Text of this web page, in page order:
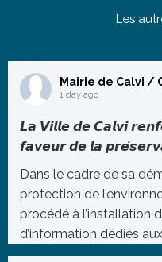
Les
Mairie de Calvi /
1 day ago
𝙇𝙖 𝙑𝙞𝙡𝙡𝙚 𝙙𝙚 𝘾𝙖𝙡𝙫𝙞
𝙛𝙖𝙫𝙚𝙪𝙧 𝙙𝙚 𝙡𝙖
Dans le cadre de sa
protection de
procédé à l’installation
d’information dédiés
protégée essentielle à